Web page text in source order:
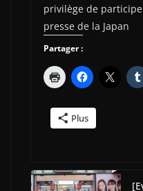
privilège de
presse de la Japan
Partager :
Plus